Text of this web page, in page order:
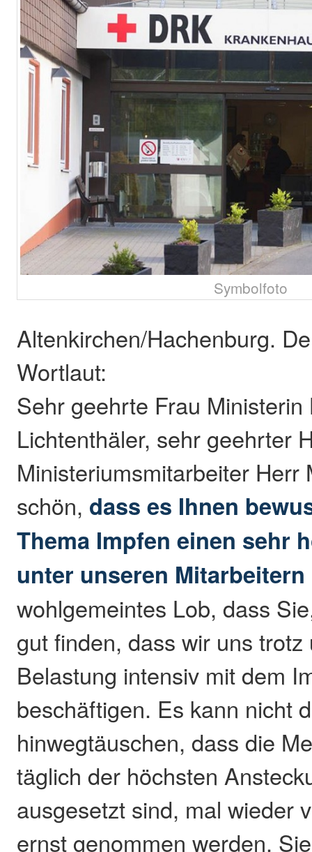
Symbolfoto
Altenkirchen/Hachenburg.
Wortlaut:
Sehr geehrte Frau Ministerin
Lichtenthäler, sehr geehrter
Ministeriumsmitarbeiter Herr
schön, dass es Ihnen
Thema Impfen einen sehr
unter unseren Mitarbeitern
wohlgemeintes Lob, dass
gut finden, dass wir uns
Belastung intensiv mit dem
beschäftigen. Es kann nicht
hinwegtäuschen, dass die
täglich der höchsten
ausgesetzt sind, mal wieder
ernst genommen werden.